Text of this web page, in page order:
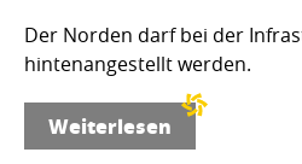
Der Norden darf bei der
hintenangestellt werden.
Weiterlesen